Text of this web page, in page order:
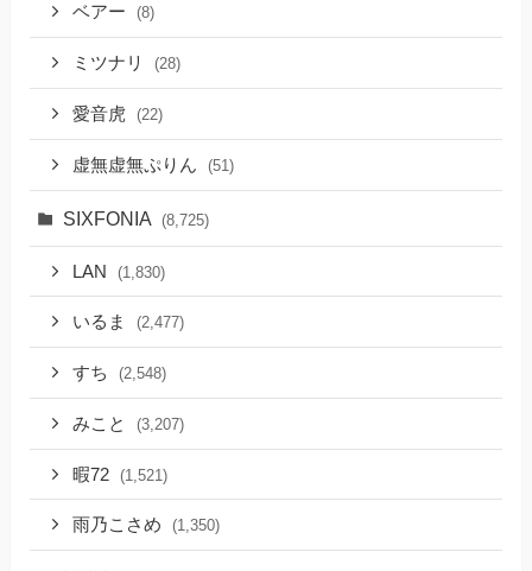
ベアー (8)
ミツナリ (28)
愛音虎 (22)
虚無虚無ぷりん (51)
SIXFONIA (8,725)
LAN (1,830)
いるま (2,477)
すち (2,548)
みこと (3,207)
暇72 (1,521)
雨乃こさめ (1,350)